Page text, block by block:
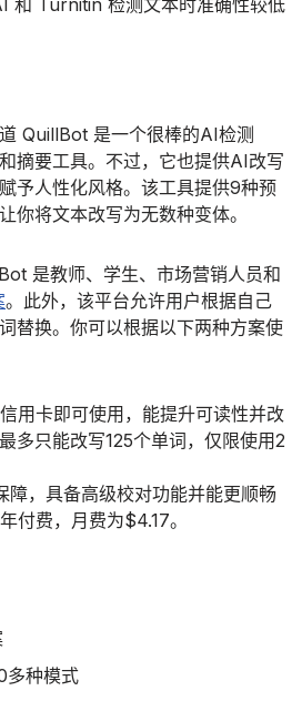
和 Turnitin 检测文本时准确性较低
QuillBot 是一个很棒的AI检测
摘要工具。不过，它也提供AI改写
予人性化风格。该工具提供9种预
你将文本改写为无数种变体。
是教师、学生、市场营销人员和
。此外，该平台允许用户根据自己
替换。你可以根据以下两种方案使
用卡即可使用，能提升可读性并改
多只能改写125个单词，仅限使用2
障，具备高级校对功能并能更顺畅
付费，月费为$4.17。
多种模式